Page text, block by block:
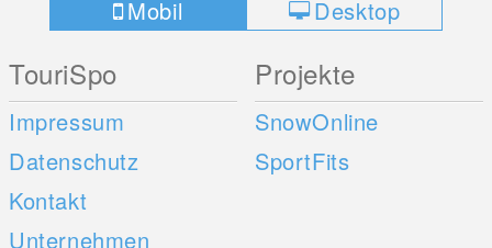
Mobil Desktop
TouriSpo
Impressum
Datenschutz
Kontakt
Unternehmen
Projekte
SnowOnline
SportFits